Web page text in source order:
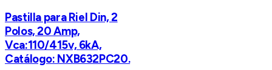
Pastilla para Riel Din, 2
Polos, 20 Amp,
Vca:110/415v, 6kA,
Catálogo: NXB632PC20.